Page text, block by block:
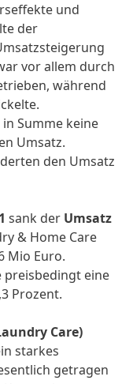
und
der
vor allem durch
während
Summe keine
Umsatz.
den Umsatz
sank der Umsatz
& Home Care
Mio Euro.
preisbedingt eine
Prozent.
Care)
starkes
getragen